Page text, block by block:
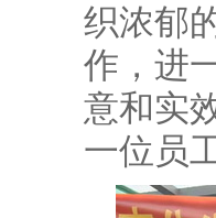
织浓郁
作，进
意和实
一位员